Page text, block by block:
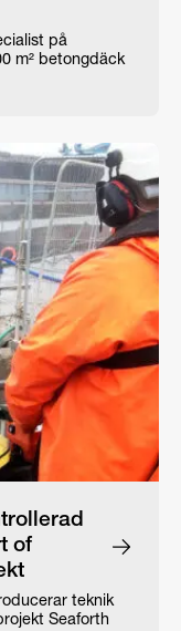
på
m² betongdäck
of
teknik
Seaforth